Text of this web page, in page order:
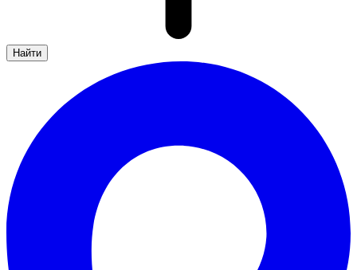
Найти